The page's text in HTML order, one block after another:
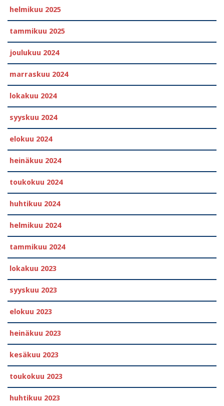
helmikuu 2025
tammikuu 2025
joulukuu 2024
marraskuu 2024
lokakuu 2024
syyskuu 2024
elokuu 2024
heinäkuu 2024
toukokuu 2024
huhtikuu 2024
helmikuu 2024
tammikuu 2024
lokakuu 2023
syyskuu 2023
elokuu 2023
heinäkuu 2023
kesäkuu 2023
toukokuu 2023
huhtikuu 2023